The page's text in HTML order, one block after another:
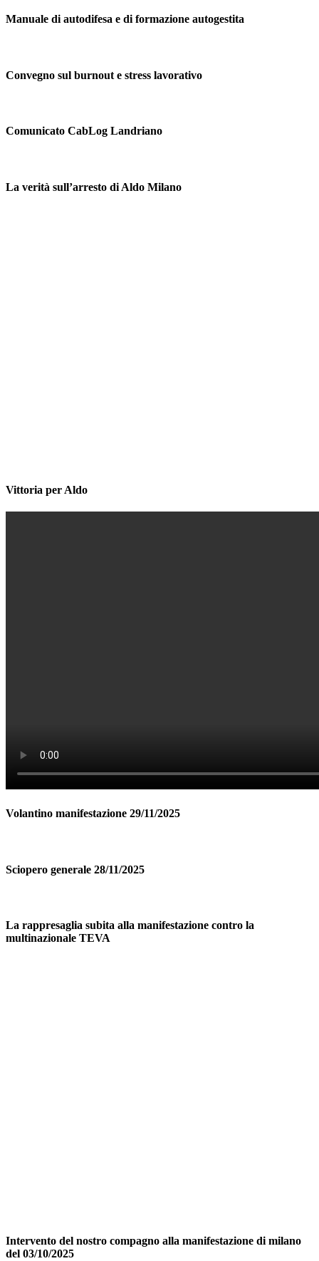
Manuale di autodifesa e di formazione autogestita
Convegno sul burnout e stress lavorativo
Comunicato CabLog Landriano
La verità sull’arresto di Aldo Milano
Vittoria per Aldo
Volantino manifestazione 29/11/2025
Sciopero generale 28/11/2025
La rappresaglia subita alla manifestazione contro la
multinazionale TEVA
Intervento del nostro compagno alla manifestazione di milano
del 03/10/2025